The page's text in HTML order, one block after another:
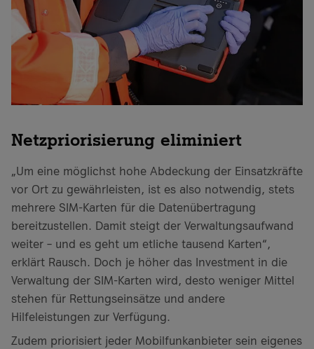
Netzpriorisierung eliminiert
„Um eine möglichst hohe Abdeckung der Einsatzkräfte
vor Ort zu gewährleisten, ist es also notwendig, stets
mehrere SIM-Karten für die Datenübertragung
bereitzustellen. Damit steigt der Verwaltungsaufwand
weiter – und es geht um etliche tausend Karten“,
erklärt Rausch. Doch je höher das Investment in die
Verwaltung der SIM-Karten wird, desto weniger Mittel
stehen für Rettungseinsätze und andere
Hilfeleistungen zur Verfügung.
Zudem priorisiert jeder Mobilfunkanbieter sein eigenes